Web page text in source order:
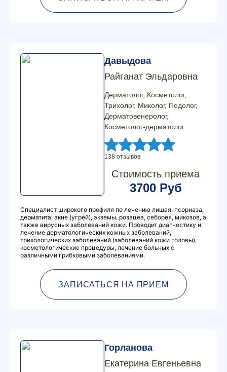
Давыдова
Райганат Эльдаровна
Дерматолог, Косметолог,
Трихолог, Миколог, Подолог,
Дерматовенеролог,
Косметолог-дерматолог
138 отзывов
Стоимость приема
3700 Руб
Специалист широкого профиля по лечению лишая, псориаза,
дерматита, акне (угрей), экземы, розацеа, себорея, микозов, а
также вирусных заболеваний кожи. Проводит диагностику и
лечение дерматологических кожных заболеваний,
трихологических заболеваний (заболеваний кожи головы),
косметологические процедуры, лечение больных с
различными грибковыми заболеваниями.
ЗАПИСАТЬСЯ НА ПРИЕМ
Горланова
Екатерина Евгеньевна